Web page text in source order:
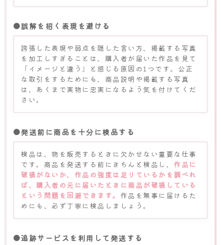
●誤解を招く表現を避ける
誇張した表現や弱点を隠した言い方、掲載する写真
を加工しすぎることは、購入者が届いた作品を見て
「イメージと違う」と感じる原因の1つです。公正
な取引をするためにも、商品説明や掲載する写真
は、あくまで実物に忠実になるよう気を付けてくだ
さい。
●発送前に商品を十分に検品する
検品は、物を販売するときに欠かせない重要な仕事
です。商品を発送する前にきちんと検品し、 作品に
破損がないか、作品の強度は足りているかを調べれ
ば、購入者の元に届いたときに商品が破損している
という問題を回避できます。 作品を無事に届けるた
めにも、必ず丁寧に検品しましょう。
●追跡サービスを利用して発送する